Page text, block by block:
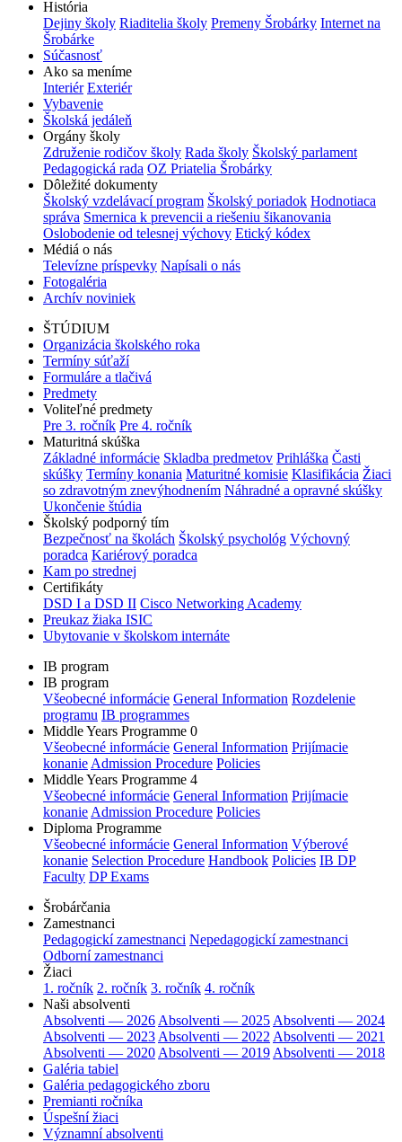
História
Dejiny školy Riaditelia školy Premeny Šrobárky Internet na
Šrobárke
Súčasnosť
Ako sa meníme
Interiér Exteriér
Vybavenie
Školská jedáleň
Orgány školy
Združenie rodičov školy Rada školy Školský parlament
Pedagogická rada OZ Priatelia Šrobárky
Dôležité dokumenty
Školský vzdelávací program Školský poriadok Hodnotiaca
správa Smernica k prevencii a riešeniu šikanovania
Oslobodenie od telesnej výchovy Etický kódex
Médiá o nás
Televízne príspevky Napísali o nás
Fotogaléria
Archív noviniek
ŠTÚDIUM
Organizácia školského roka
Termíny súťaží
Formuláre a tlačivá
Predmety
Voliteľné predmety
Pre 3. ročník Pre 4. ročník
Maturitná skúška
Základné informácie Skladba predmetov Prihláška Časti
skúšky Termíny konania Maturitné komisie Klasifikácia Žiaci
so zdravotným znevýhodnením Náhradné a opravné skúšky
Ukončenie štúdia
Školský podporný tím
Bezpečnosť na školách Školský psychológ Výchovný
poradca Kariérový poradca
Kam po strednej
Certifikáty
DSD I a DSD II Cisco Networking Academy
Preukaz žiaka ISIC
Ubytovanie v školskom internáte
IB program
IB program
Všeobecné informácie General Information Rozdelenie
programu IB programmes
Middle Years Programme 0
Všeobecné informácie General Information Prijímacie
konanie Admission Procedure Policies
Middle Years Programme 4
Všeobecné informácie General Information Prijímacie
konanie Admission Procedure Policies
Diploma Programme
Všeobecné informácie General Information Výberové
konanie Selection Procedure Handbook Policies IB DP
Faculty DP Exams
Šrobárčania
Zamestnanci
Pedagogickí zamestnanci Nepedagogickí zamestnanci
Odborní zamestnanci
Žiaci
1. ročník 2. ročník 3. ročník 4. ročník
Naši absolventi
Absolventi — 2026 Absolventi — 2025 Absolventi — 2024
Absolventi — 2023 Absolventi — 2022 Absolventi — 2021
Absolventi — 2020 Absolventi — 2019 Absolventi — 2018
Galéria tabiel
Galéria pedagogického zboru
Premianti ročníka
Úspešní žiaci
Významní absolventi